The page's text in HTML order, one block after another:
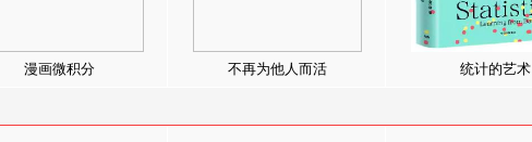
漫画微积分 不再为他人而活 统计的艺术